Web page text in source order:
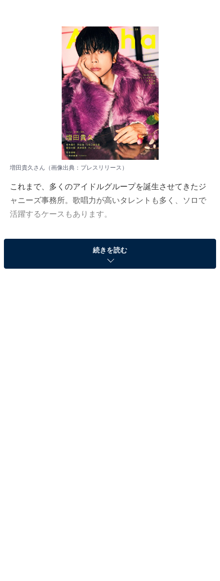
増田貴久さん（画像出典： プレスリリース ）
これまで、多くのアイドルグループを誕生させてきたジ
ャニーズ事務所。歌唱力が高いタレントも多く、ソロで
活躍するケースもあります。
All About編集部は2月13～23日の間に、全国に住む10～
60代の500人を対象に「ジャニーズタレント」に関する
続きを読む